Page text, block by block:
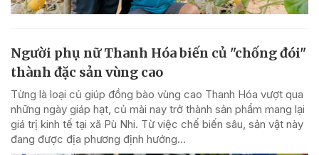
Người phụ nữ Thanh Hóa biến củ "chống đói"
thành đặc sản vùng cao
Từng là loại củ giúp đồng bào vùng cao Thanh Hóa vượt qua
những ngày giáp hạt, củ mài nay trở thành sản phẩm mang lại
giá trị kinh tế tại xã Pù Nhi. Từ việc chế biến sâu, sản vật này
đang được địa phương định hướng...